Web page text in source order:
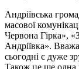
Андріївська
масової
Червона Гірка»,
Андріївка».
сьогодні є дуже
Також це ще одна